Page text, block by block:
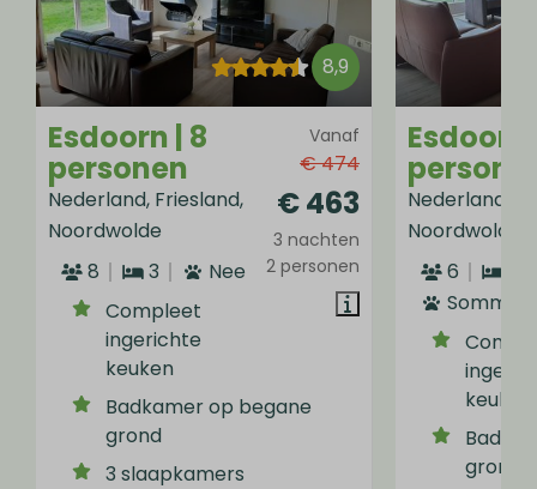
8,9
Vanaf
€ 474
€ 463
3 nachten
2 personen
Esdoorn | 8
personen
Nederland, Friesland,
Noordwolde
8
3
Nee
Compleet
ingerichte
keuken
Badkamer op begane
grond
3 slaapkamers
Esdoorn
Nederland,
Noordwolde
6
Sommige
keuken
grond